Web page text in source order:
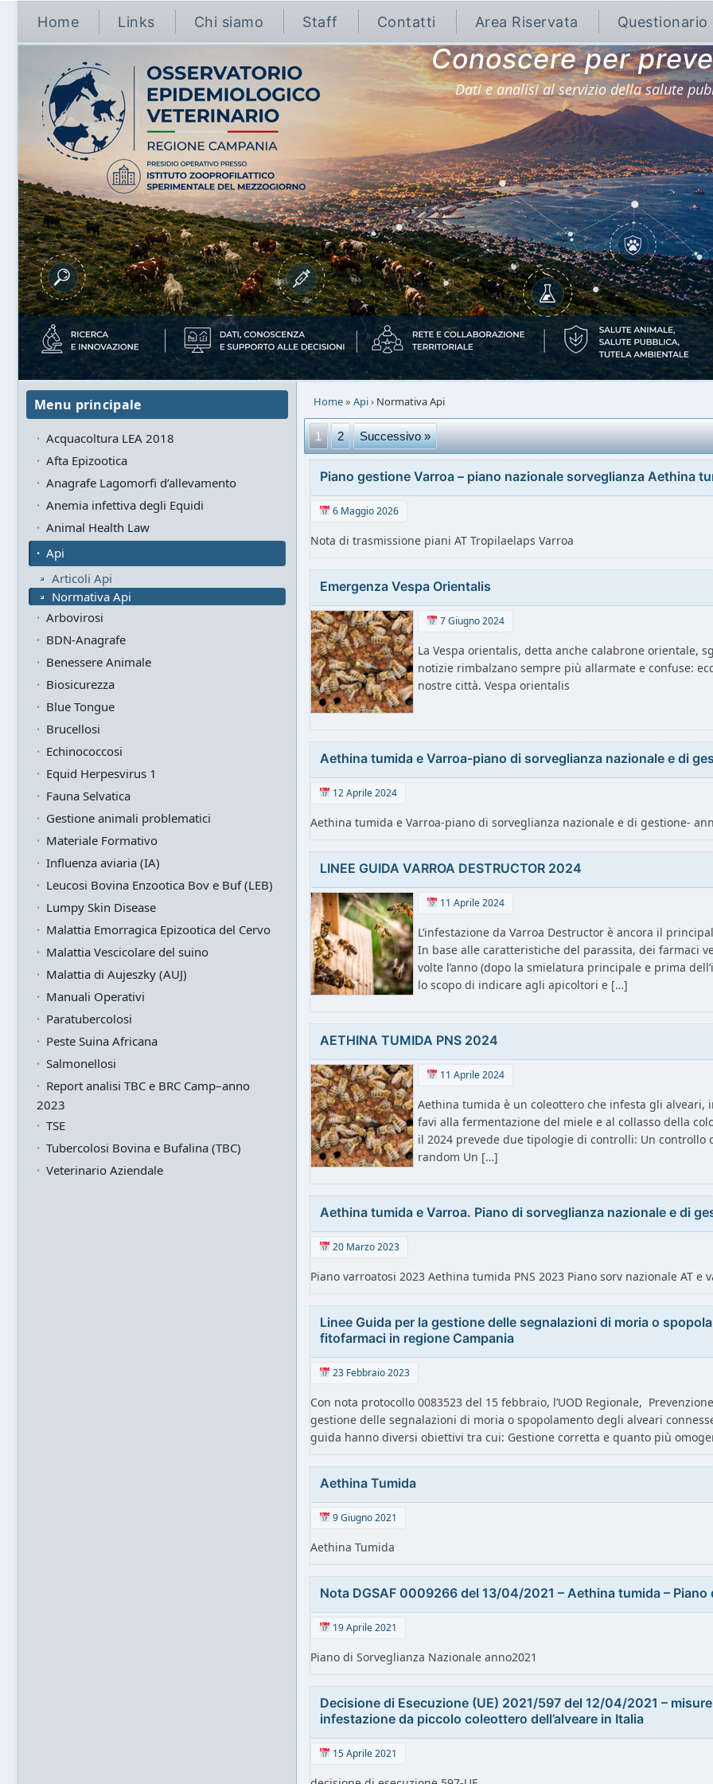
Home Links Chi siamo Staff Contatti Area Riservata
Conoscere per
Dati e analisi al servizio della salute
Menu principale
Acquacoltura LEA 2018
Afta Epizootica
Anagrafe Lagomorfi d’allevamento
Anemia infettiva degli Equidi
Animal Health Law
Api
Articoli Api
Normativa Api
Arbovirosi
BDN-Anagrafe
Benessere Animale
Biosicurezza
Blue Tongue
Brucellosi
Echinococcosi
Equid Herpesvirus 1
Fauna Selvatica
Gestione animali problematici
Materiale Formativo
Influenza aviaria (IA)
Leucosi Bovina Enzootica Bov e Buf (LEB)
Lumpy Skin Disease
Malattia Emorragica Epizootica del Cervo
Malattia Vescicolare del suino
Malattia di Aujeszky (AUJ)
Manuali Operativi
Paratubercolosi
Peste Suina Africana
Salmonellosi
Report analisi TBC e BRC Camp–anno
2023
TSE
Tubercolosi Bovina e Bufalina (TBC)
Veterinario Aziendale
Home» Api› Normativa Api
1 2 Successivo »
Piano gestione Varroa – piano nazionale sorveglianza Aethina
6 Maggio 2026
Nota di trasmissione piani AT Tropilaelaps Varroa
Emergenza Vespa Orientalis
7 Giugno 2024
La Vespa orientalis, detta anche calabrone orientale,
notizie rimbalzano sempre più allarmate e confuse:
nostre città. Vespa orientalis
Aethina tumida e Varroa-piano di sorveglianza nazionale e di
12 Aprile 2024
Aethina tumida e Varroa-piano di sorveglianza nazionale e di gestione-
LINEE GUIDA VARROA DESTRUCTOR 2024
11 Aprile 2024
L’infestazione da Varroa Destructor è ancora il
In base alle caratteristiche del parassita, dei farmaci
volte l’anno (dopo la smielatura principale e prima
lo scopo di indicare agli apicoltori e […]
AETHINA TUMIDA PNS 2024
11 Aprile 2024
Aethina tumida è un coleottero che infesta gli
favi alla fermentazione del miele e al collasso della
il 2024 prevede due tipologie di controlli: Un
random Un […]
Aethina tumida e Varroa. Piano di sorveglianza nazionale e di
20 Marzo 2023
Piano varroatosi 2023 Aethina tumida PNS 2023 Piano sorv nazionale AT e
Linee Guida per la gestione delle segnalazioni di moria o
fitofarmaci in regione Campania
23 Febbraio 2023
Con nota protocollo 0083523 del 15 febbraio, l’UOD Regionale,
gestione delle segnalazioni di moria o spopolamento degli alveari
guida hanno diversi obiettivi tra cui: Gestione corretta e quanto più
Aethina Tumida
9 Giugno 2021
Aethina Tumida
Nota DGSAF 0009266 del 13/04/2021 – Aethina tumida –
19 Aprile 2021
Piano di Sorveglianza Nazionale anno2021
Decisione di Esecuzione (UE) 2021/597 del 12/04/2021 –
infestazione da piccolo coleottero dell’alveare in Italia
15 Aprile 2021